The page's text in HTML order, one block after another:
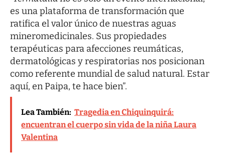
es una plataforma de transformación que
ratifica el valor único de nuestras aguas
mineromedicinales. Sus propiedades
terapéuticas para afecciones reumáticas,
dermatológicas y respiratorias nos posicionan
como referente mundial de salud natural. Estar
aquí, en Paipa, te hace bien”.
Lea También: Tragedia en Chiquinquirá:
encuentran el cuerpo sin vida de la niña Laura
Valentina